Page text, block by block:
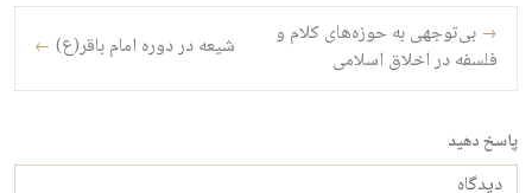
راه‌بری نوشته
→ بی‌توجهی به حوزه‌های کلام و
فلسفه در اخلاق اسلامی
شیعه در دوره امام باقر(ع) ←
پاسخ دهید
دیدگاه